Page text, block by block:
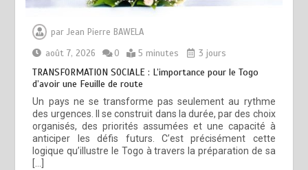
parJean Pierre BAWELA
août 7, 2026
0 5 minutes 3 jours
TRANSFORMATION SOCIALE : L’importance pour le Togo
d’avoir une Feuille de route
Un pays ne se transforme pas seulement au rythme
des urgences. Il se construit dans la durée, par des choix
organisés, des priorités assumées et une capacité à
anticiper les défis futurs. C’est précisément cette
logique qu’illustre le Togo à travers la préparation de sa
[…]